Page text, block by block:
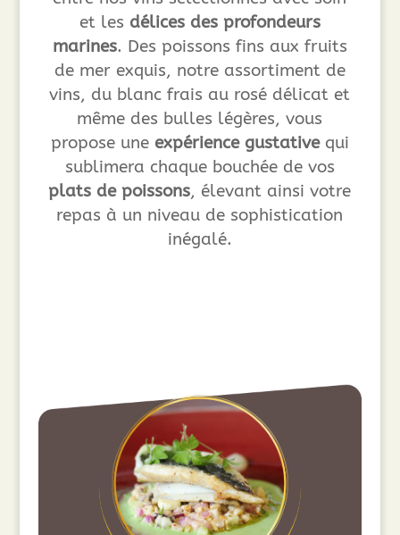
et les délices des profondeurs
marines. Des poissons fins aux fruits
de mer exquis, notre assortiment de
vins, du blanc frais au rosé délicat et
même des bulles légères, vous
propose une expérience gustativequi
sublimera chaque bouchée de vos
plats de poissons, élevant ainsi votre
repas à un niveau de sophistication
inégalé.